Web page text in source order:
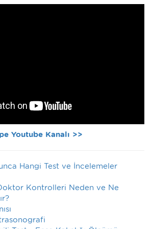
Youtube Kanalı >>
Hangi Test ve İncelemeler
Kontrolleri Neden ve Ne